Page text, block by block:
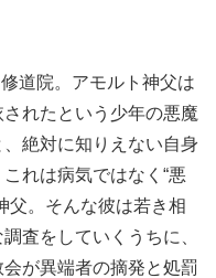
道院。アモルト神父は
れたという少年の悪魔
絶対に知りえない自身
れは病気ではなく“悪
父。そんな彼は若き相
査をしていくうちに、
が異端者の摘発と処罰